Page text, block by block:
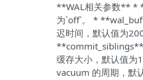
**WAL相关参数** *
为`off`。 *
迟时间，默认值为
缓存大小，默认值
vacuum 的周期，默